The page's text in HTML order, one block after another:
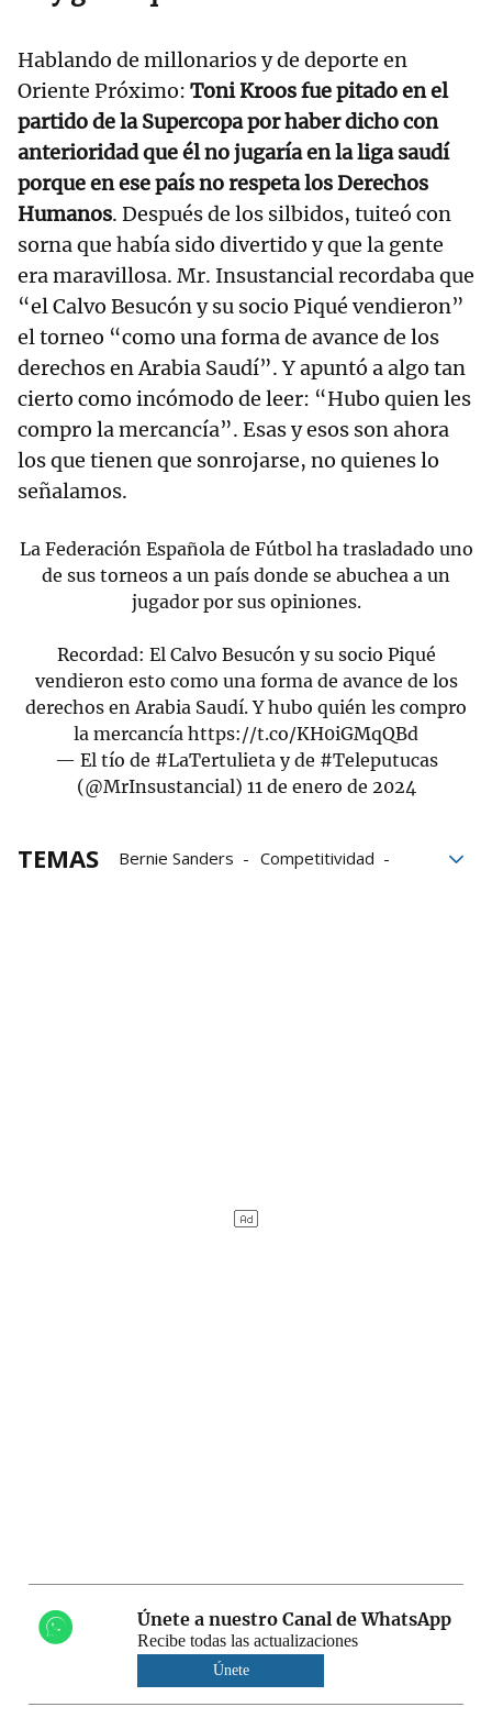
Hablando de millonarios y de deporte en
Oriente Próximo: Toni Kroos fue pitado en el
partido de la Supercopa por haber dicho con
anterioridad que él no jugaría en la liga saudí
porque en ese país no respeta los Derechos
Humanos. Después de los silbidos, tuiteó con
sorna que había sido divertido y que la gente
era maravillosa. Mr. Insustancial recordaba que
“el Calvo Besucón y su socio Piqué vendieron”
el torneo “como una forma de avance de los
derechos en Arabia Saudí”. Y apuntó a algo tan
cierto como incómodo de leer: “Hubo quien les
compro la mercancía”. Esas y esos son ahora
los que tienen que sonrojarse, no quienes lo
señalamos.
La Federación Española de Fútbol ha trasladado uno
de sus torneos a un país donde se abuchea a un
jugador por sus opiniones.
Recordad: El Calvo Besucón y su socio Piqué
vendieron esto como una forma de avance de los
derechos en Arabia Saudí. Y hubo quién les compro
la mercancía https://t.co/KH0iGMqQBd
— El tío de #LaTertulieta y de #Teleputucas
(@MrInsustancial) 11 de enero de 2024
TEMAS Bernie Sanders
Competitividad
Únete a nuestro Canal de WhatsApp
Recibe todas las actualizaciones
Únete